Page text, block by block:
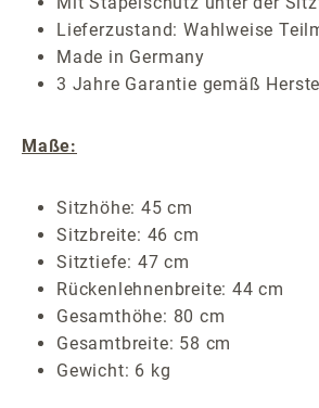
Lieferzustand: Wahlweise
Made in Germany
3 Jahre Garantie gemäß
Maße:
Sitzhöhe: 45 cm
Sitzbreite: 46 cm
Sitztiefe: 47 cm
Rückenlehnenbreite: 44 cm
Gesamthöhe: 80 cm
Gesamtbreite: 58 cm
Gewicht: 6 kg